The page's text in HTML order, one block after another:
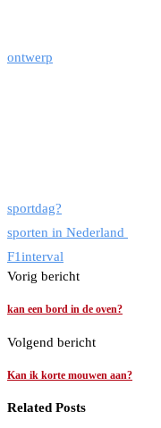
ontwerp
sportdag?
sporten in Nederland
F1interval
Vorig bericht
kan een bord in de oven?
Volgend bericht
Kan ik korte mouwen aan?
Related Posts